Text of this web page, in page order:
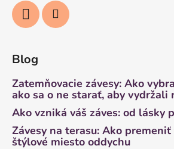
Blog
Zatemňovacie závesy: Ako
ako sa o ne starať, aby vydržali
Ako vzniká váš záves: od lásky
Závesy na terasu: Ako
štýlové miesto oddychu